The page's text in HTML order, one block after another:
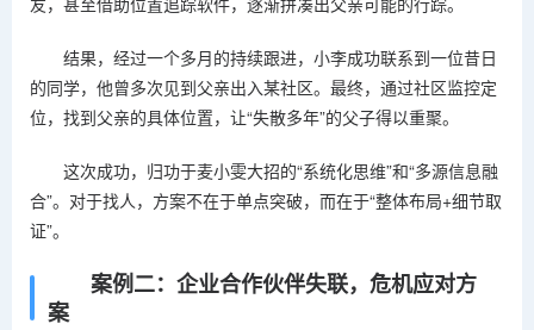
结果，经过一个多月的持续跟进，小李成功联系到一位昔日
的同学，他曾多次见到父亲出入某社区。最终，通过社区监控定
位，找到父亲的具体位置，让“失散多年”的父子得以重聚。
这次成功，归功于麦小雯大招的“系统化思维”和“多源信息融
合”。对于找人，方案不在于单点突破，而在于“整体布局+细节取
证”。
案例二：企业合作伙伴失联，危机应对方
案